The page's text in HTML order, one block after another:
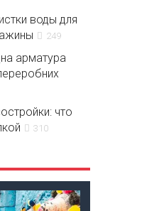
воды для
249
арматура
что
310